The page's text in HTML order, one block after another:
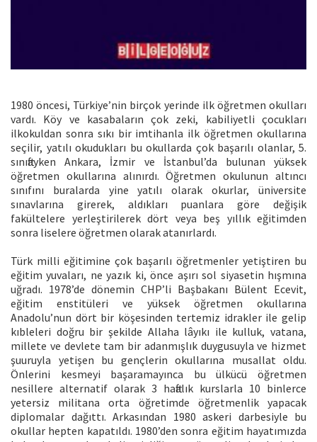
1980 öncesi, Türkiye’nin birçok yerinde ilk öğretmen okulları
vardı. Köy ve kasabaların çok zeki, kabiliyetli çocukları
ilkokuldan sonra sıkı bir imtihanla ilk öğretmen okullarına
seçilir, yatılı okudukları bu okullarda çok başarılı olanlar, 5.
sınıftayken Ankara, İzmir ve İstanbul’da bulunan yüksek
öğretmen okullarına alınırdı. Öğretmen okulunun altıncı
sınıfını buralarda yine yatılı olarak okurlar, üniversite
sınavlarına girerek, aldıkları puanlara göre değişik
fakültelere yerleştirilerek dört veya beş yıllık eğitimden
sonra liselere öğretmen olarak atanırlardı.
Türk milli eğitimine çok başarılı öğretmenler yetiştiren bu
eğitim yuvaları, ne yazık ki, önce aşırı sol siyasetin hışmına
uğradı. 1978’de dönemin CHP’li Başbakanı Bülent Ecevit,
eğitim enstitüleri ve yüksek öğretmen okullarına
Anadolu’nun dört bir köşesinden tertemiz idrakler ile gelip
kıbleleri doğru bir şekilde Allaha lâyıkı ile kulluk, vatana,
millete ve devlete tam bir adanmışlık duygusuyla ve hizmet
şuuruyla yetişen bu gençlerin okullarına musallat oldu.
Önlerini kesmeyi başaramayınca bu ülkücü öğretmen
nesillere alternatif olarak 3 haftalık kurslarla 10 binlerce
yetersiz militana orta öğretimde öğretmenlik yapacak
diplomalar dağıttı. Arkasından 1980 askeri darbesiyle bu
okullar hepten kapatıldı. 1980’den sonra eğitim hayatımızda